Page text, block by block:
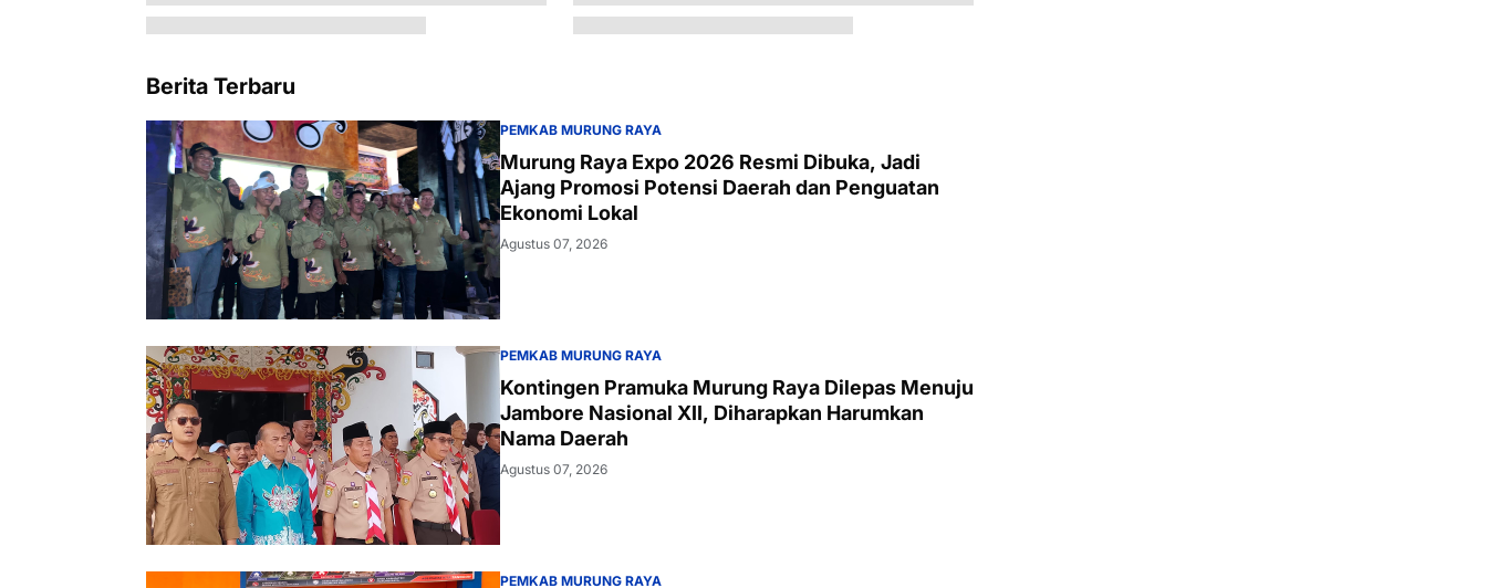
Berita Terbaru
PEMKAB MURUNG RAYA
Murung Raya Expo 2026 Resmi Dibuka, Jadi
Ajang Promosi Potensi Daerah dan Penguatan
Ekonomi Lokal
Agustus 07, 2026
PEMKAB MURUNG RAYA
Kontingen Pramuka Murung Raya Dilepas Menuju
Jambore Nasional XII, Diharapkan Harumkan
Nama Daerah
Agustus 07, 2026
PEMKAB MURUNG RAYA